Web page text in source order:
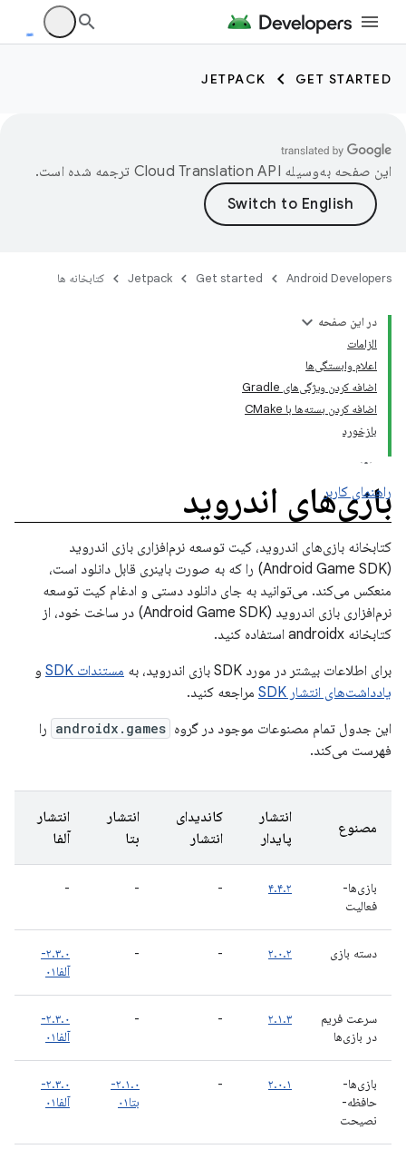
GET STARTED
JETPACK
این صفحه به‌وسیله ترجمه شده است.
Android Developers
Get started
Jetpack کتابخانه ها
در این صفحه
الزامات
اعلام وابستگی‌ها
اضافه کردن ویژگی‌های Gradle
اضافه کردن بسته‌ها با CMake
بازخورد
بازی‌های اندروید
راهنمای کاربر
کتابخانه بازی‌های اندروید، کیت توسعه نرم‌افزاری بازی اندروید
(Android Game SDK) را که به صورت باینری قابل دانلود است،
منعکس می‌کند. می‌توانید به جای دانلود دستی و ادغام کیت توسعه
نرم‌افزاری بازی اندروید (Android Game SDK) در ساخت خود، از
کتابخانه androidx استفاده کنید.
برای اطلاعات بیشتر در مورد SDK بازی اندروید، به
مستندات SDK
و
یادداشت‌های انتشار SDK
مراجعه کنید.
این جدول تمام مصنوعات موجود در گروه androidx.games را
فهرست می‌کند.
مصنوع
انتشار
پایدار
کاندیدای
انتشار
انتشار
بتا
انتشار
آلفا
بازی‌ها-
فعالیت
۴.۴.۲ -
-
-
دسته بازی ۲.۰.۲ -
-
۲.۳.۰-
آلفا۰۱
سرعت فریم
در بازی‌ها
۲.۱.۳ -
-
۲.۳.۰-
آلفا۰۱
بازی‌ها-
حافظه-
نصیحت
۲.۰.۱ -
۲.۱.۰-
بتا۰۱
۲.۳.۰-
آلفا۰۱